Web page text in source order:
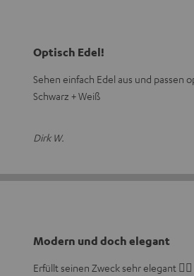
Optisch Edel!
Sehen einfach Edel aus und passen
Schwarz + Weiß
Dirk W.
Modern und doch elegant
Erfüllt seinen Zweck sehr elegant 👍🏻